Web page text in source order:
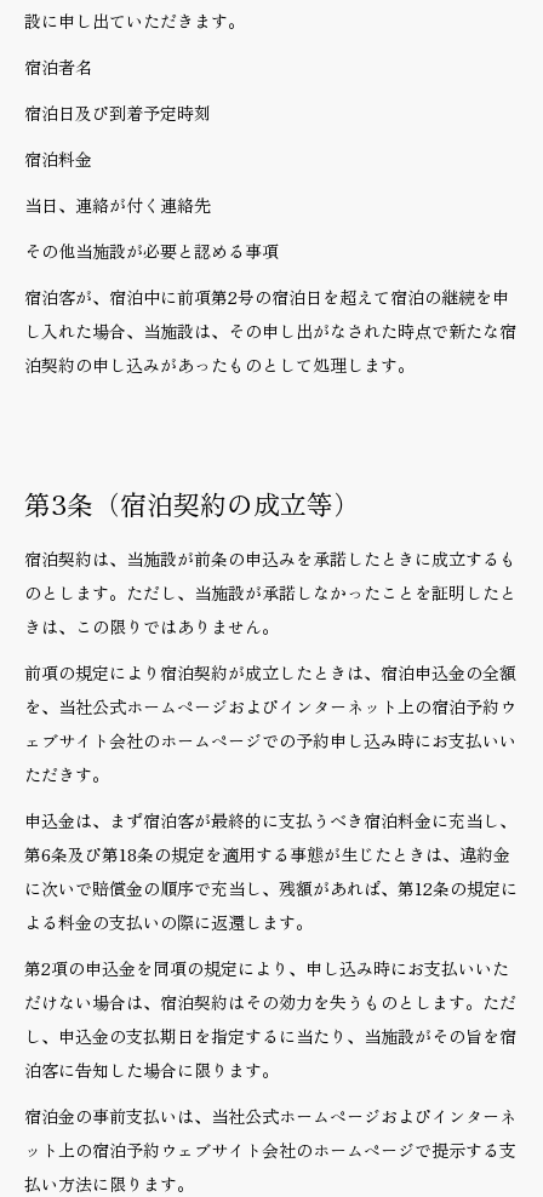
設に申し出ていただきます。
宿泊者名
宿泊日及び到着予定時刻
宿泊料金
当日、連絡が付く連絡先
その他当施設が必要と認める事項
宿泊客が、宿泊中に前項第2号の宿泊日を超えて宿泊の継続を申
し入れた場合、当施設は、その申し出がなされた時点で新たな宿
泊契約の申し込みがあったものとして処理します。
第3条（宿泊契約の成立等）
宿泊契約は、当施設が前条の申込みを承諾したときに成立するも
のとします。ただし、当施設が承諾しなかったことを証明したと
きは、この限りではありません。
前項の規定により宿泊契約が成立したときは、宿泊申込金の全額
を、当社公式ホームページおよびインターネット上の宿泊予約ウ
ェブサイト会社のホームページでの予約申し込み時にお支払いい
ただきす。
申込金は、まず宿泊客が最終的に支払うべき宿泊料金に充当し、
第6条及び第18条の規定を適用する事態が生じたときは、違約金
に次いで賠償金の順序で充当し、残額があれば、第12条の規定に
よる料金の支払いの際に返還します。
第2項の申込金を同項の規定により、申し込み時にお支払いいた
だけない場合は、宿泊契約はその効力を失うものとします。ただ
し、申込金の支払期日を指定するに当たり、当施設がその旨を宿
泊客に告知した場合に限ります。
宿泊金の事前支払いは、当社公式ホームページおよびインターネ
ット上の宿泊予約ウェブサイト会社のホームページで提示する支
払い方法に限ります。